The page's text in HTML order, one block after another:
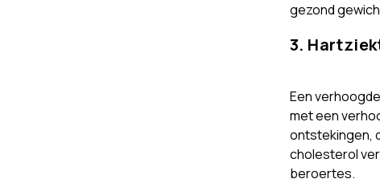
gezond
3.
Een
met een
ontstekingen,
cholesterol
beroertes.